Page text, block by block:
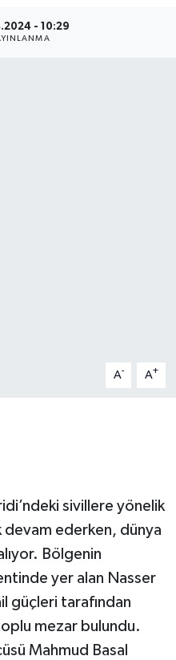
- 10:29
A- A+
sivillere yönelik
devam ederken, dünya
Bölgenin
yer alan Nasser
güçleri tarafından
mezar bulundu.
Mahmud Basal